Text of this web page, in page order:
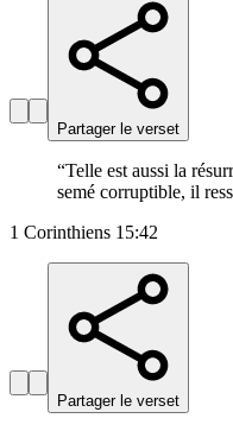
Partager le verset
“Telle est aussi la
semé corruptible, il
1 Corinthiens 15:42
Partager le verset